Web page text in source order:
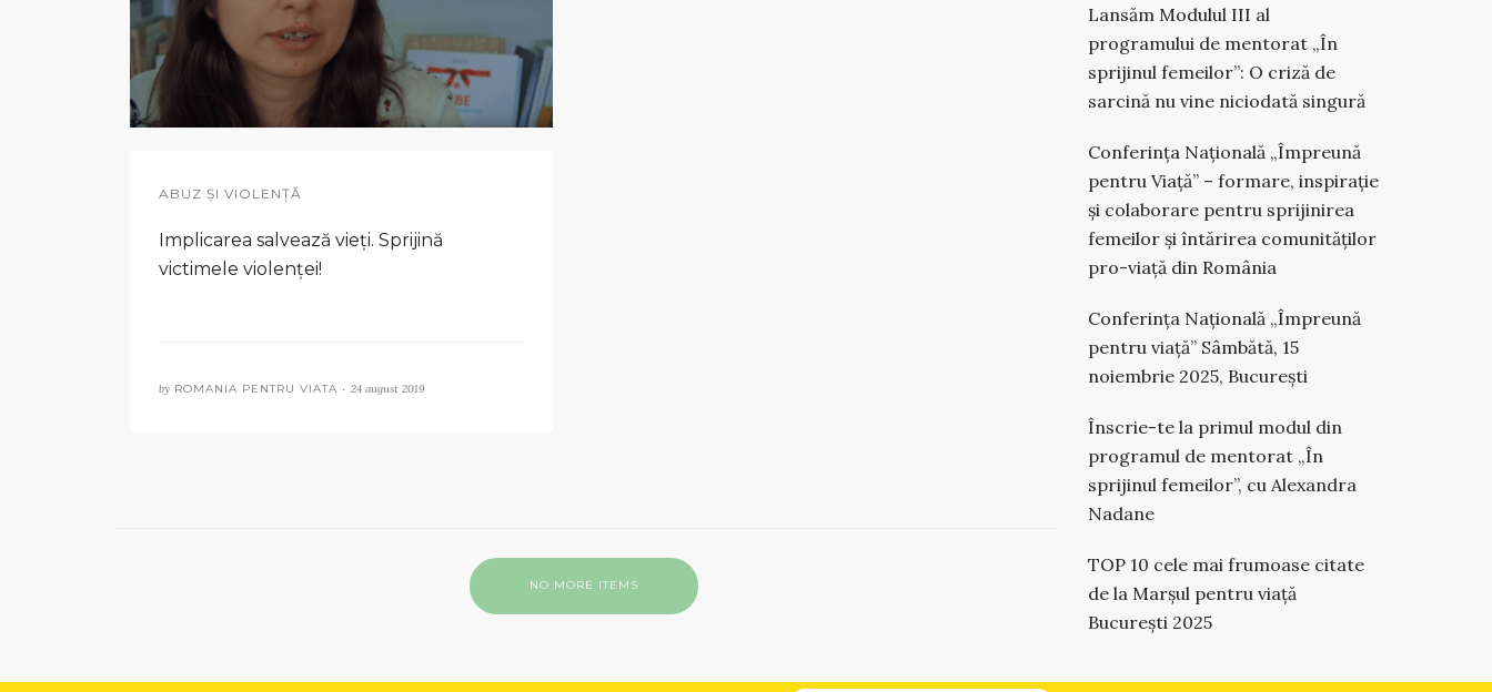
ABUZ ȘI VIOLENȚĂ
Implicarea salvează vieți. Sprijină
victimele violenței!
by ROMANIA PENTRU VIATA • 24 august 2019
NO MORE ITEMS
Lansăm Modulul III al
programului de mentorat „În
sprijinul femeilor”: O criză de
sarcină nu vine niciodată singură
Conferința Națională „Împreună
pentru Viață” – formare, inspirație
și colaborare pentru sprijinirea
femeilor și întărirea comunităților
pro-viață din România
Conferința Națională „Împreună
pentru viață” Sâmbătă, 15
noiembrie 2025, București
Înscrie-te la primul modul din
programul de mentorat „În
sprijinul femeilor”, cu Alexandra
Nadane
TOP 10 cele mai frumoase citate
de la Marșul pentru viață
București 2025